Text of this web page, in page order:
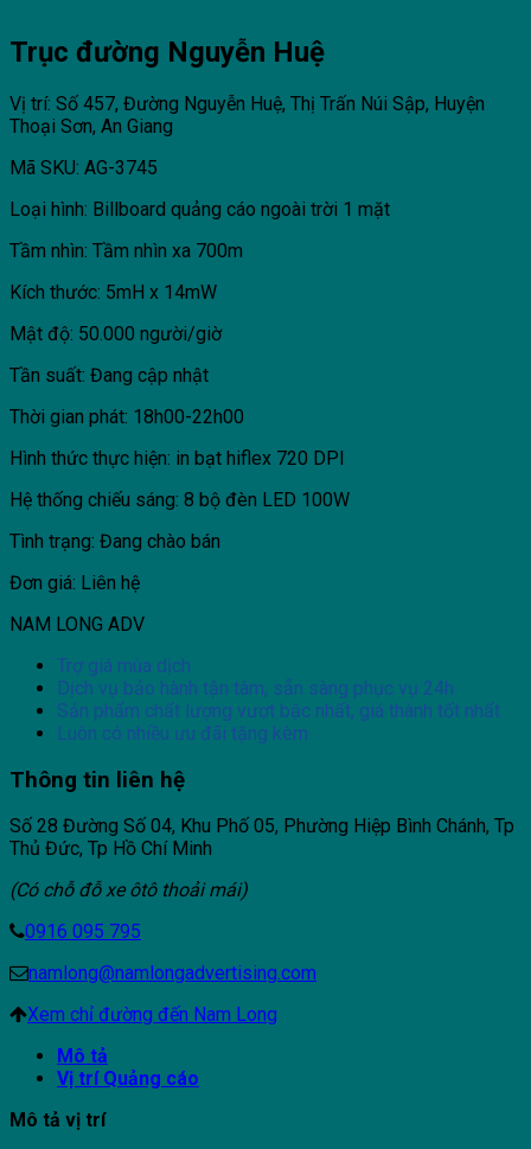
Trục đường Nguyễn Huệ
Vị trí: Số 457, Đường Nguyễn Huệ, Thị Trấn Núi Sập, Huyện
Thoại Sơn, An Giang
Mã SKU: AG-3745
Loại hình: Billboard quảng cáo ngoài trời 1 mặt
Tầm nhìn: Tầm nhìn xa 700m
Kích thước: 5mH x 14mW
Mật độ: 50.000 người/giờ
Tần suất: Đang cập nhật
Thời gian phát: 18h00-22h00
Hình thức thực hiện: in bạt hiflex 720 DPI
Hệ thống chiếu sáng: 8 bộ đèn LED 100W
Tình trạng: Đang chào bán
Đơn giá: Liên hệ
NAM LONG ADV
Trợ giá mùa dịch
Dịch vụ bảo hành tận tâm, sẵn sàng phục vụ 24h
Sản phẩm chất lượng vượt bậc nhất, giá thành tốt nhất
Luôn có nhiều ưu đãi tặng kèm
Thông tin liên hệ
Số 28 Đường Số 04, Khu Phố 05, Phường Hiệp Bình Chánh, Tp
Thủ Đức, Tp Hồ Chí Minh
(Có chỗ đỗ xe ôtô thoải mái)
0916 095 795
namlong@namlongadvertising.com
Xem chỉ đường đến Nam Long
Mô tả
Vị trí Quảng cáo
Mô tả vị trí